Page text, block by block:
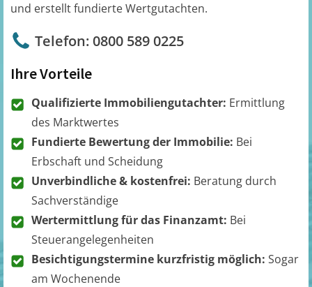
und erstellt fundierte Wertgutachten.
Telefon: 0800 589 0225
Ihre Vorteile
Qualifizierte Immobiliengutachter: Ermittlung
des Marktwertes
Fundierte Bewertung der Immobilie: Bei
Erbschaft und Scheidung
Unverbindliche & kostenfrei: Beratung durch
Sachverständige
Wertermittlung für das Finanzamt: Bei
Steuerangelegenheiten
Besichtigungstermine kurzfristig möglich: Sogar
am Wochenende